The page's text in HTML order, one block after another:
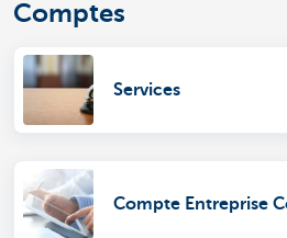
Comptes
Services
Compte Entreprise